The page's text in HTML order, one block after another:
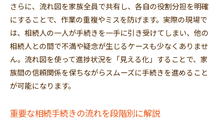
さらに、流れ図を家族全員で共有し、各自の役割分担を明確
にすることで、作業の重複やミスを防げます。実際の現場で
は、相続人の一人が手続きを一手に引き受けてしまい、他の
相続人との間で不満や疑念が生じるケースも少なくありませ
ん。流れ図を使って進捗状況を「見える化」することで、家
族間の信頼関係を保ちながらスムーズに手続きを進めること
が可能になります。
重要な相続手続きの流れを段階別に解説